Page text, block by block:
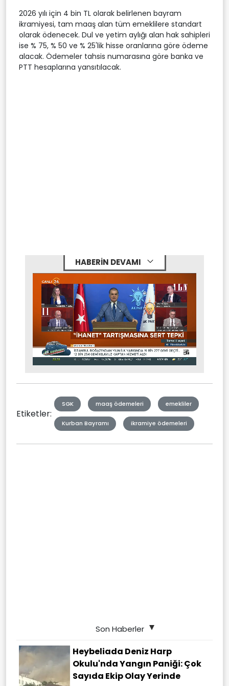
2026 yılı için 4 bin TL olarak belirlenen bayram
ikramiyesi, tam maaş alan tüm emeklilere standart
olarak ödenecek. Dul ve yetim aylığı alan hak sahipleri
ise % 75, % 50 ve % 25'lik hisse oranlarına göre ödeme
alacak. Ödemeler tahsis numarasına göre banka ve
PTT hesaplarına yansıtılacak.
HABERİN DEVAMI
Mute Stream
Etiketler:
SGK maaş ödemeleri emekliler
Kurban Bayramı ikramiye ödemeleri
Son Haberler
Heybeliada Deniz Harp
Okulu'nda Yangın Paniği: Çok
Sayıda Ekip Olay Yerinde